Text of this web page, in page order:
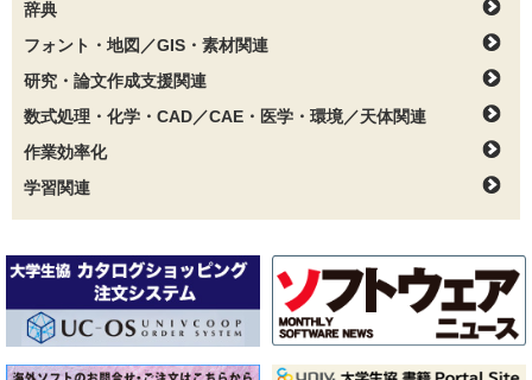
辞典
フォント・地図／GIS・素材関連
研究・論文作成支援関連
数式処理・化学・CAD／CAE・医学・環境／天体関連
作業効率化
学習関連